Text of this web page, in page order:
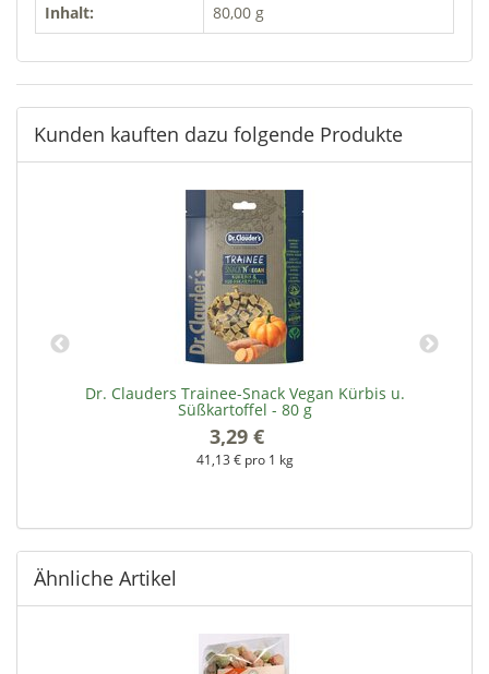
Inhalt: 80,00 g
Kunden kauften dazu folgende Produkte
Dr. Clauders Trainee-Snack Vegan Kürbis u.
Süßkartoffel - 80 g
3,29 €
41,13 € pro 1 kg
Ähnliche Artikel